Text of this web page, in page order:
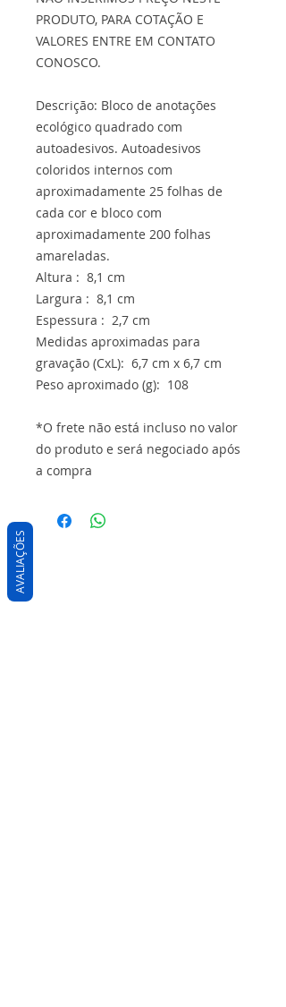
PRODUTO, PARA COTAÇÃO E
VALORES ENTRE EM CONTATO
CONOSCO.
Descrição: Bloco de anotações
ecológico quadrado com
autoadesivos. Autoadesivos
coloridos internos com
aproximadamente 25 folhas de
cada cor e bloco com
aproximadamente 200 folhas
amareladas.
Altura : 8,1 cm
Largura : 8,1 cm
Espessura : 2,7 cm
Medidas aproximadas para
gravação (CxL): 6,7 cm x 6,7 cm
Peso aproximado (g): 108
*O frete não está incluso no valor
do produto e será negociado após
a compra
AVALIAÇÕES